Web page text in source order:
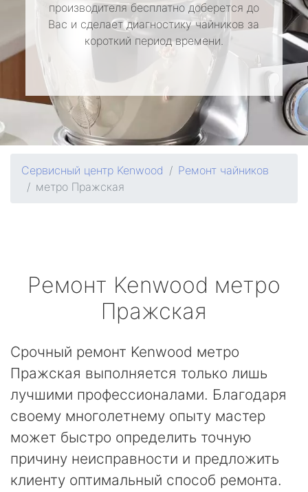
производителя бесплатно доберется до
Вас и сделает диагностику чайников за
короткий период времени.
Сервисный центр Kenwood
Ремонт чайников
метро Пражская
Ремонт Kenwood метро
Пражская
Срочный ремонт Kenwood метро
Пражская выполняется только лишь
лучшими профессионалами. Благодаря
своему многолетнему опыту мастер
может быстро определить точную
причину неисправности и предложить
клиенту оптимальный способ ремонта.